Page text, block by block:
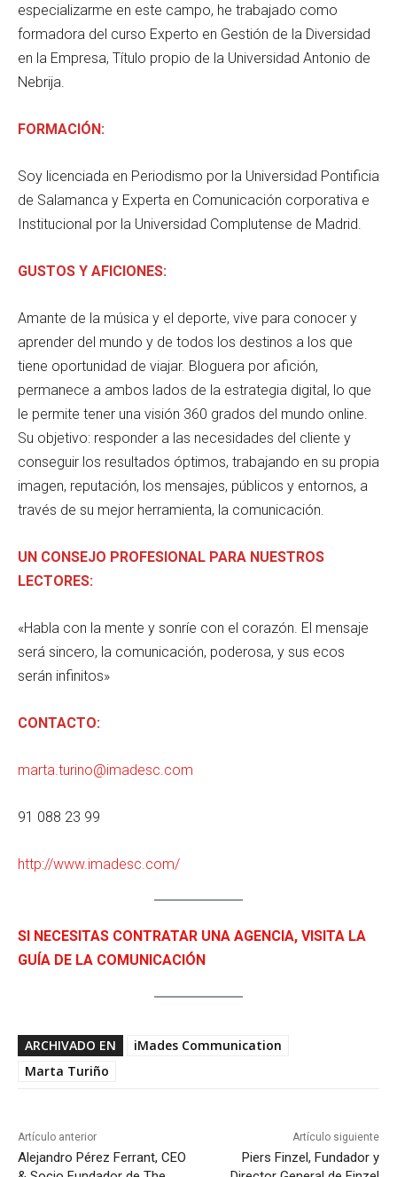
especializarme en este campo, he trabajado como
formadora del curso Experto en Gestión de la Diversidad
en la Empresa, Título propio de la Universidad Antonio de
Nebrija.
FORMACIÓN:
Soy licenciada en Periodismo por la Universidad Pontificia
de Salamanca y Experta en Comunicación corporativa e
Institucional por la Universidad Complutense de Madrid.
GUSTOS Y AFICIONES:
Amante de la música y el deporte, vive para conocer y
aprender del mundo y de todos los destinos a los que
tiene oportunidad de viajar. Bloguera por afición,
permanece a ambos lados de la estrategia digital, lo que
le permite tener una visión 360 grados del mundo online.
Su objetivo: responder a las necesidades del cliente y
conseguir los resultados óptimos, trabajando en su propia
imagen, reputación, los mensajes, públicos y entornos, a
través de su mejor herramienta, la comunicación.
UN CONSEJO PROFESIONAL PARA NUESTROS
LECTORES:
«Habla con la mente y sonríe con el corazón. El mensaje
será sincero, la comunicación, poderosa, y sus ecos
serán infinitos»
CONTACTO:
marta.turino@imadesc.com
91 088 23 99
http://www.imadesc.com/
SI NECESITAS CONTRATAR UNA AGENCIA, VISITA LA
GUÍA DE LA COMUNICACIÓN
ARCHIVADO EN
iMades Communication
Marta Turiño
Artículo anterior
Alejandro Pérez Ferrant, CEO
Artículo siguiente
Piers Finzel, Fundador y